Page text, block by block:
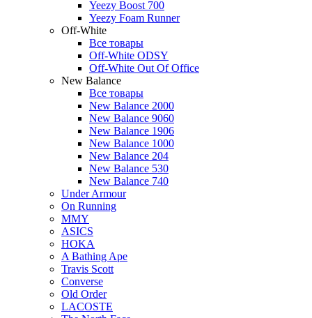
Yeezy Boost 700
Yeezy Foam Runner
Off-White
Все товары
Off-White ODSY
Off-White Out Of Office
New Balance
Все товары
New Balance 2000
New Balance 9060
New Balance 1906
New Balance 1000
New Balance 204
New Balance 530
New Balance 740
Under Armour
On Running
MMY
ASICS
HOKA
A Bathing Ape
Travis Scott
Converse
Old Order
LACOSTE